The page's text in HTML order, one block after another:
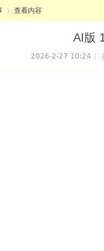
查看内容
AI版
2026-2-27 10:24